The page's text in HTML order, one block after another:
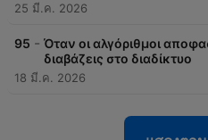
25 มี.ค. 2026
95 - Όταν οι αλγόριθμοι
διαβάζεις στο διαδίκτυο
18 มี.ค. 2026